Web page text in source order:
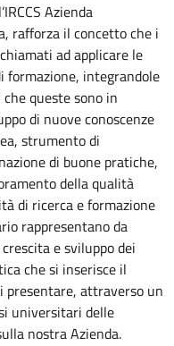
Azienda
rafforza il concetto che i
ad applicare le
formazione, integrandole
queste sono in
di nuove conoscenze
strumento di
di buone pratiche,
della qualità
di ricerca e formazione
rappresentano da
e sviluppo dei
che si inserisce il
presentare, attraverso un
universitari delle
nostra Azienda.